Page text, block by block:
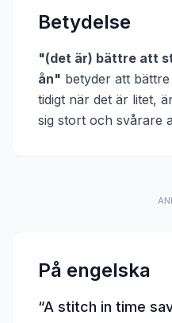
Betydelse
"(det är) bättre att
ån" betyder att
tidigt när det är litet,
sig stort och svårare
På engelska
“A stitch in time